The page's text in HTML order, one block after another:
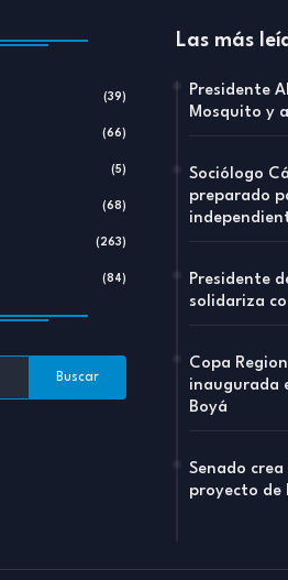
(39)
(66)
(5)
(68)
(263)
(84)
Las más
Presidente
Mosquito y
Sociólogo
preparado
Presidente
solidariza
Copa
inaugurada
Boyá
Senado
proyecto de